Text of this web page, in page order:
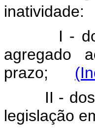
I - do
agregado
prazo;
II - dos
legislação